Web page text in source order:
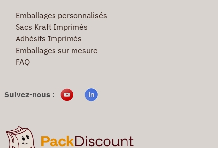
Emballages personnalisés
Sacs Kraft Imprimés
Adhésifs Imprimés
Emballages sur mesure
FAQ
Suivez-nous :